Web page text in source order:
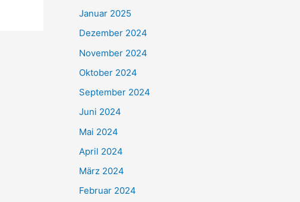
Januar 2025
Dezember 2024
November 2024
Oktober 2024
September 2024
Juni 2024
Mai 2024
April 2024
März 2024
Februar 2024